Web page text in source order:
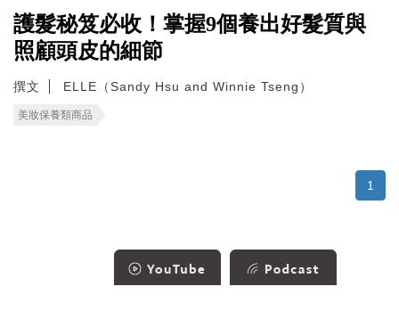
護髮秘笈必收！掌握9個養出好髮質與
照顧頭皮的細節
撰文 ELLE（Sandy Hsu and Winnie Tseng）
美妝保養類商品
1